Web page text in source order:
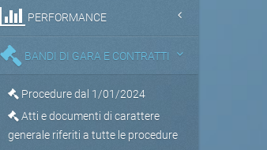
PERFORMANCE
BANDI DI GARA E CONTRATTI
Procedure dal 1/01/2024
Atti e documenti di carattere
generale riferiti a tutte le procedure